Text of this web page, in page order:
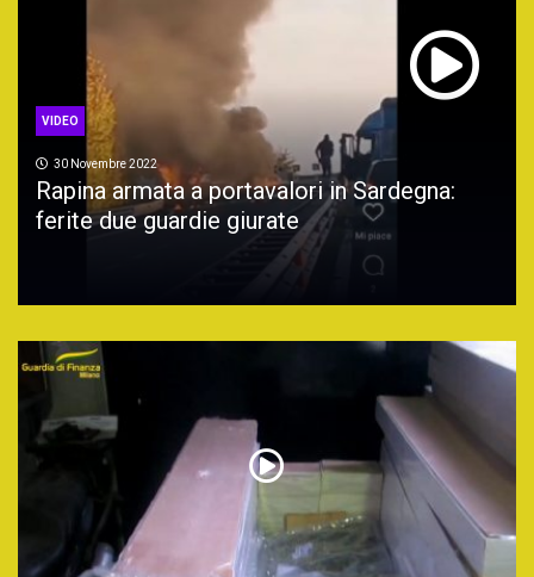
VIDEO
30 Novembre 2022
Rapina armata a portavalori in Sardegna:
ferite due guardie giurate